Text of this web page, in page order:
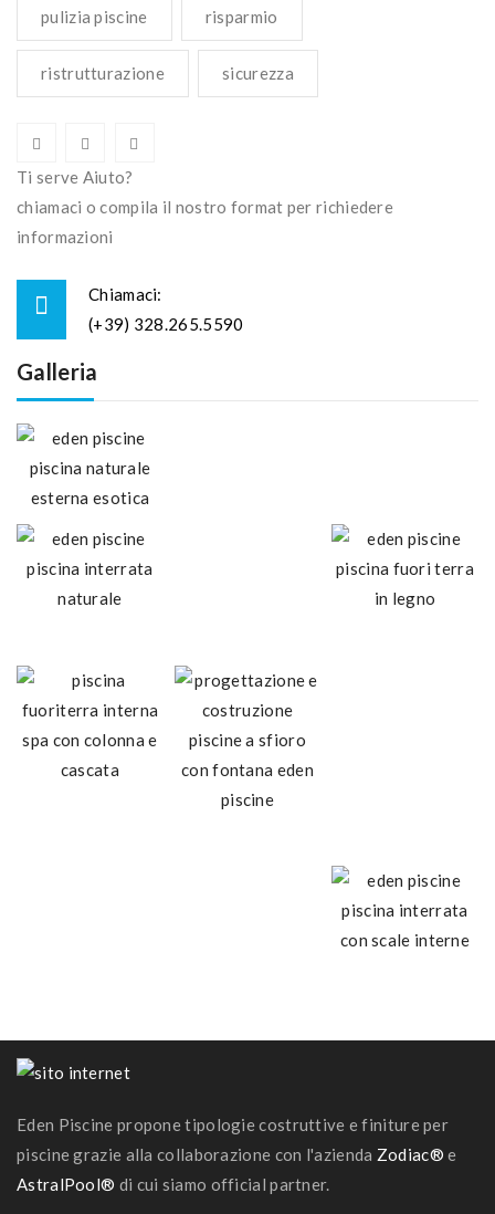
pulizia piscine risparmio
ristrutturazione sicurezza
Ti serve Aiuto?
chiamaci o compila il nostro format per richiedere
informazioni
Chiamaci:
(+39) 328.265.5590
Galleria
Eden Piscine propone tipologie costruttive e finiture per
piscine grazie alla collaborazione con l'azienda Zodiac® e
AstralPool® di cui siamo official partner.